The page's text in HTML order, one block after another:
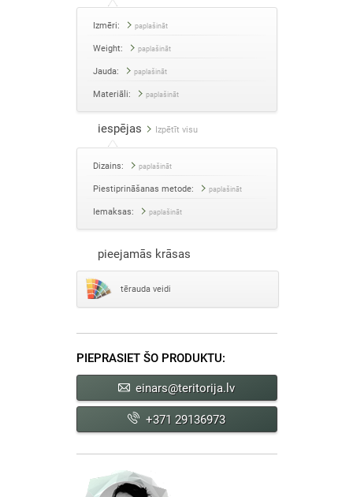
Izmēri: paplašināt
Weight: paplašināt
Jauda: paplašināt
Materiāli: paplašināt
iespējas Izpētīt visu
Dizains: paplašināt
Piestiprināšanas metode: paplašināt
Iemaksas: paplašināt
pieejamās krāsas
tērauda veidi
PIEPRASIET ŠO PRODUKTU:
einars@teritorija.lv
+371 29136973